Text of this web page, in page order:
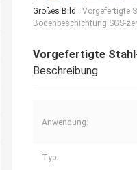
Großes Bild : Vorgefertigte
Bodenbeschichtung SGS-
Vorgefertigte
Beschreibung
Anwendung:
Typ: